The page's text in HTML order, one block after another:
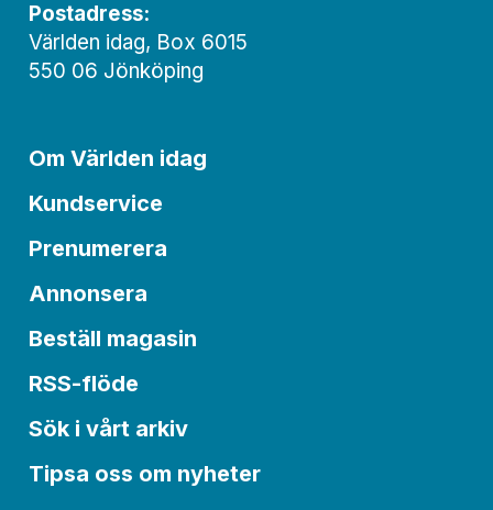
Postadress:
Världen idag, Box 6015
550 06 Jönköping
Om Världen idag
Kundservice
Prenumerera
Annonsera
Beställ magasin
RSS-flöde
Sök i vårt arkiv
Tipsa oss om nyheter